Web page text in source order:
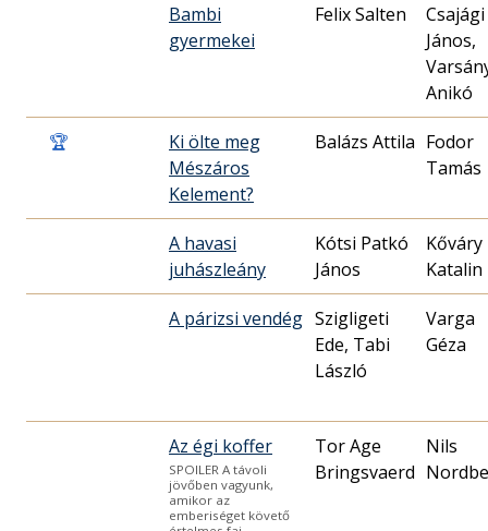
Bambi
gyermekei
Felix Salten
Csajági
János,
Anikó
🏆
Ki ölte meg
Mészáros
Kelement?
Balázs Attila Fodor
Tamás
A havasi
juhászleány
Kótsi Patkó
János
Kőváry
Katalin
A párizsi vendég Szigligeti
Ede, Tabi
László
Varga
Géza
Az égi koffer
SPOILER A távoli
jövőben vagyunk,
amikor az
emberiséget követő
Tor Age
Bringsvaerd
Nils